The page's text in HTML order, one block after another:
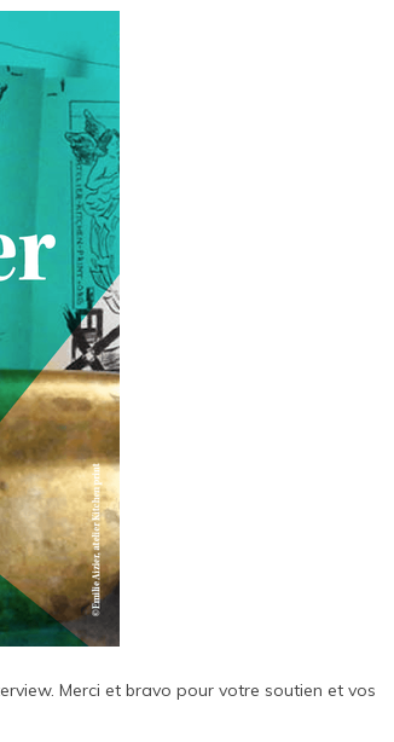
Merci et bravo pour votre soutien et vos